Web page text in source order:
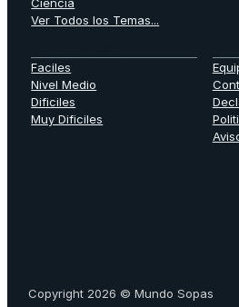
Ver Todos los Temas...
Faciles
Nivel Medio
Dificiles
Muy Dificiles
Copyright 2026 © Mundo Sopas